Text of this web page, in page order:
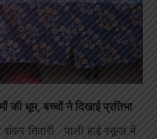
की धूम, बच्चों ने दिखाई प्रतिभा
तिवारी पाली हाई स्कूल में